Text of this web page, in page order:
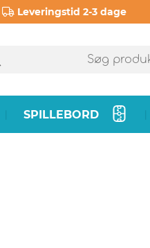
Leveringstid 2-3 dage
SPILLEBORD